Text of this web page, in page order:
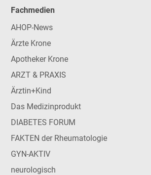
Fachmedien
AHOP-News
Ärzte Krone
Apotheker Krone
ARZT & PRAXIS
Ärztin+Kind
Das Medizinprodukt
DIABETES FORUM
FAKTEN der Rheumatologie
GYN-AKTIV
neurologisch